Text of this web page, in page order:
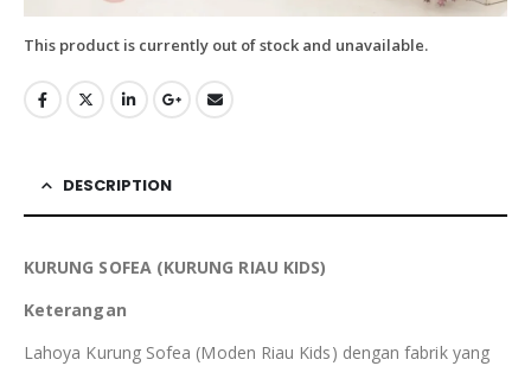
This product is currently out of stock and unavailable.
DESCRIPTION
KURUNG SOFEA (KURUNG RIAU KIDS)
Keterangan
Lahoya Kurung Sofea (Moden Riau Kids) dengan fabrik yang